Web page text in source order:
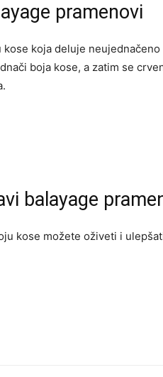
pramenovi
kose koja deluje
boja kose, a zatim se
balayage
kose možete oživeti i